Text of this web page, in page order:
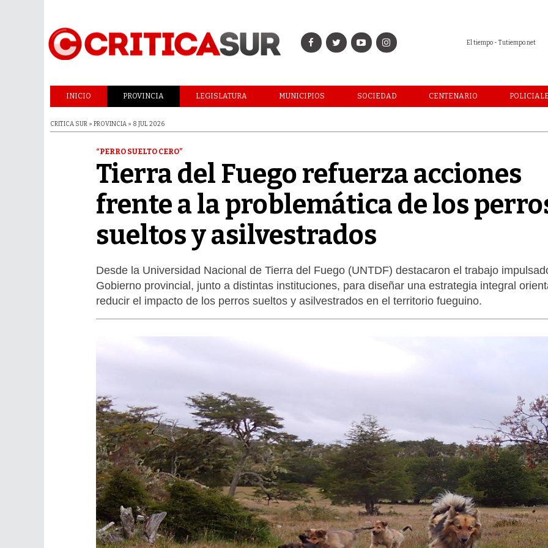
El tiempo - Tutiempo.net
INICIO PROVINCIA LEGISLATURA MUNICIPIOS SOCIEDAD CENTENARIO
CRITICA SUR » PROVINCIA » 8 JUL 2026
“PERRO SUELTO CERO”
Tierra del Fuego refuerza acciones
frente a la problemática de los
sueltos y asilvestrados
Desde la Universidad Nacional de Tierra del Fuego (UNTDF) destacaron el trabajo
Gobierno provincial, junto a distintas instituciones, para diseñar una estrategia integral
reducir el impacto de los perros sueltos y asilvestrados en el territorio fueguino.
LAGARTIJA MAGALLÁNICA, EL